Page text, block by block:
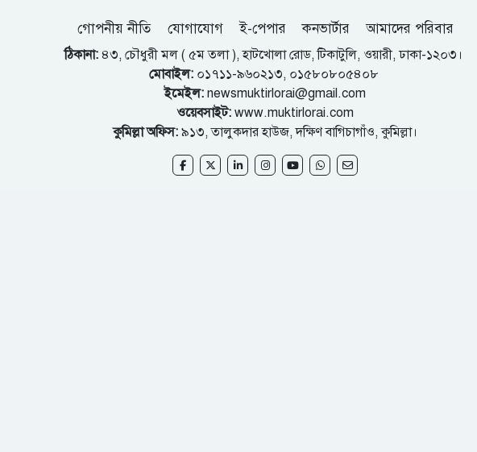
গোপনীয় নীতি যোগাযোগ ই-পেপার কনভার্টার আমাদের পরিবার
ঠিকানা: ৪৩, চৌধুরী মল ( ৫ম তলা ), হাটখোলা রোড, টিকাটুলি, ওয়ারী, ঢাকা-১২০৩।
মোবাইল:০১৭১১-৯৬০২১৩, ০১৫৮০৮০৫৪০৮
ইমেইল: newsmuktirlorai@gmail.com
ওয়েবসাইট: www.muktirlorai.com
কুমিল্লা অফিস: ৯১৩, তালুকদার হাউজ, দক্ষিণ বাগিচাগাঁও, কুমিল্লা।